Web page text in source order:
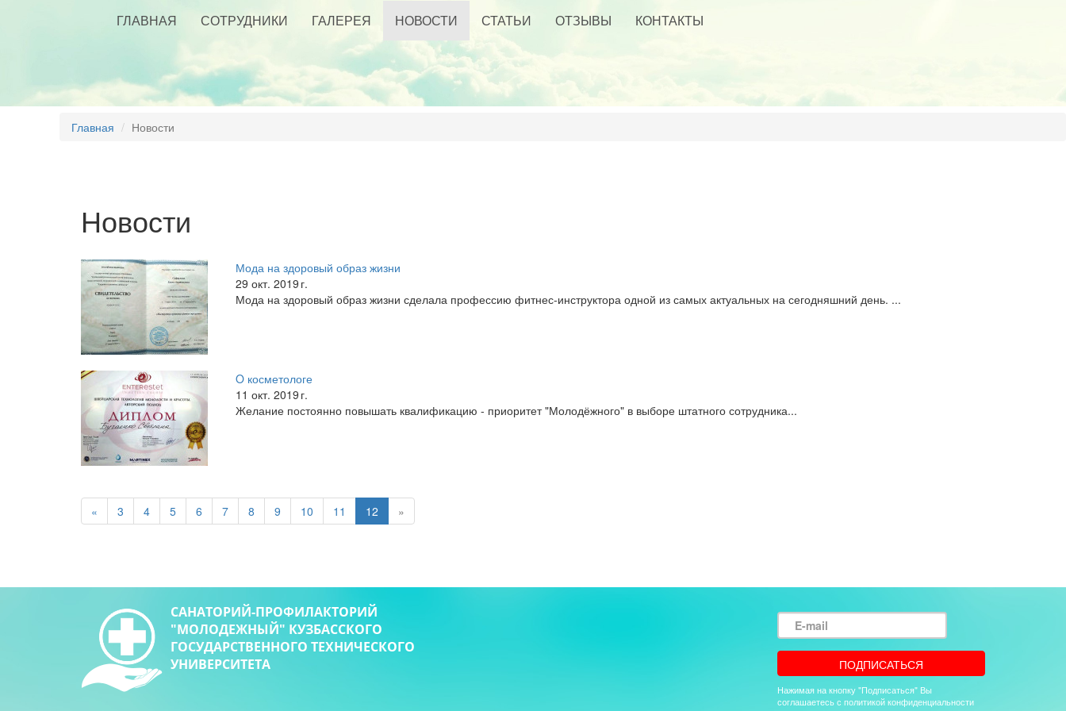
ГЛАВНАЯ СОТРУДНИКИ ГАЛЕРЕЯ НОВОСТИ СТАТЬИ ОТЗЫВЫ КОНТАКТЫ
Главная Новости
Новости
Мода на здоровый образ жизни
29 окт. 2019 г.
Мода на здоровый образ жизни сделала профессию фитнес-инструктора одной из самых актуальных на сегодняшний день. ...
O косметологе
11 окт. 2019 г.
Желание постоянно повышать квалификацию - приоритет "Молодёжного" в выборе штатного сотрудника...
« 3 4 5 6 7 8 9 10 11 12 »
САНАТОРИЙ-ПРОФИЛАКТОРИЙ
"МОЛОДЕЖНЫЙ" КУЗБАССКОГО
ГОСУДАРСТВЕННОГО ТЕХНИЧЕСКОГО
УНИВЕРСИТЕТА
E-
mail
ПОДПИСАТЬСЯ
Нажимая на кнопку "Подписаться" Вы
соглашаетесь с политикой конфиденциальности